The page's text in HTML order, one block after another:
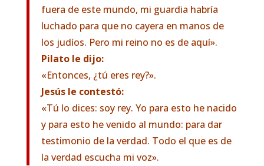
fuera de este mundo, mi guardia habría
luchado para que no cayera en manos de
los judíos. Pero mi reino no es de aquí».
Pilato le dijo:
«Entonces, ¿tú eres rey?».
Jesús le contestó:
«Tú lo dices: soy rey. Yo para esto he nacido
y para esto he venido al mundo: para dar
testimonio de la verdad. Todo el que es de
la verdad escucha mi voz».